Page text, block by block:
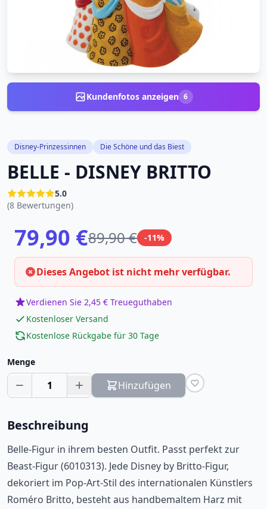
Kundenfotos anzeigen 6
Disney-Prinzessinnen Die Schöne und das Biest
BELLE - DISNEY BRITTO
5.0
(8 Bewertungen)
79,90 €89,90 € -11%
Dieses Angebot ist nicht mehr verfügbar.
Verdienen Sie 2,45 € Treueguthaben
Kostenloser Versand
Kostenlose Rückgabe für 30 Tage
Menge
1 Hinzufügen
Beschreibung
Belle-Figur in ihrem besten Outfit. Passt perfekt zur
Beast-Figur (6010313). Jede Disney by Britto-Figur,
dekoriert im Pop-Art-Stil des internationalen Künstlers
Roméro Britto, besteht aus handbemaltem Harz mit